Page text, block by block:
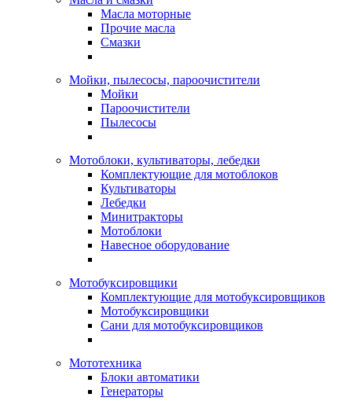
Масла моторные
Прочие масла
Смазки
Мойки, пылесосы, пароочистители
Мойки
Пароочистители
Пылесосы
Мотоблоки, культиваторы, лебедки
Комплектующие для мотоблоков
Культиваторы
Лебедки
Минитракторы
Мотоблоки
Навесное оборудование
Мотобуксировщики
Комплектующие для мотобуксировщиков
Мотобуксировщики
Сани для мотобуксировщиков
Мототехника
Блоки автоматики
Генераторы